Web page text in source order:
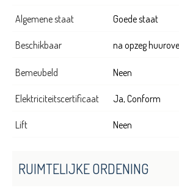
Algemene staat Goede staat
Beschikbaar na opzeg
Bemeubeld Neen
Elektriciteitscertificaat Ja, Conform
Lift Neen
RUIMTELIJKE ORDENING